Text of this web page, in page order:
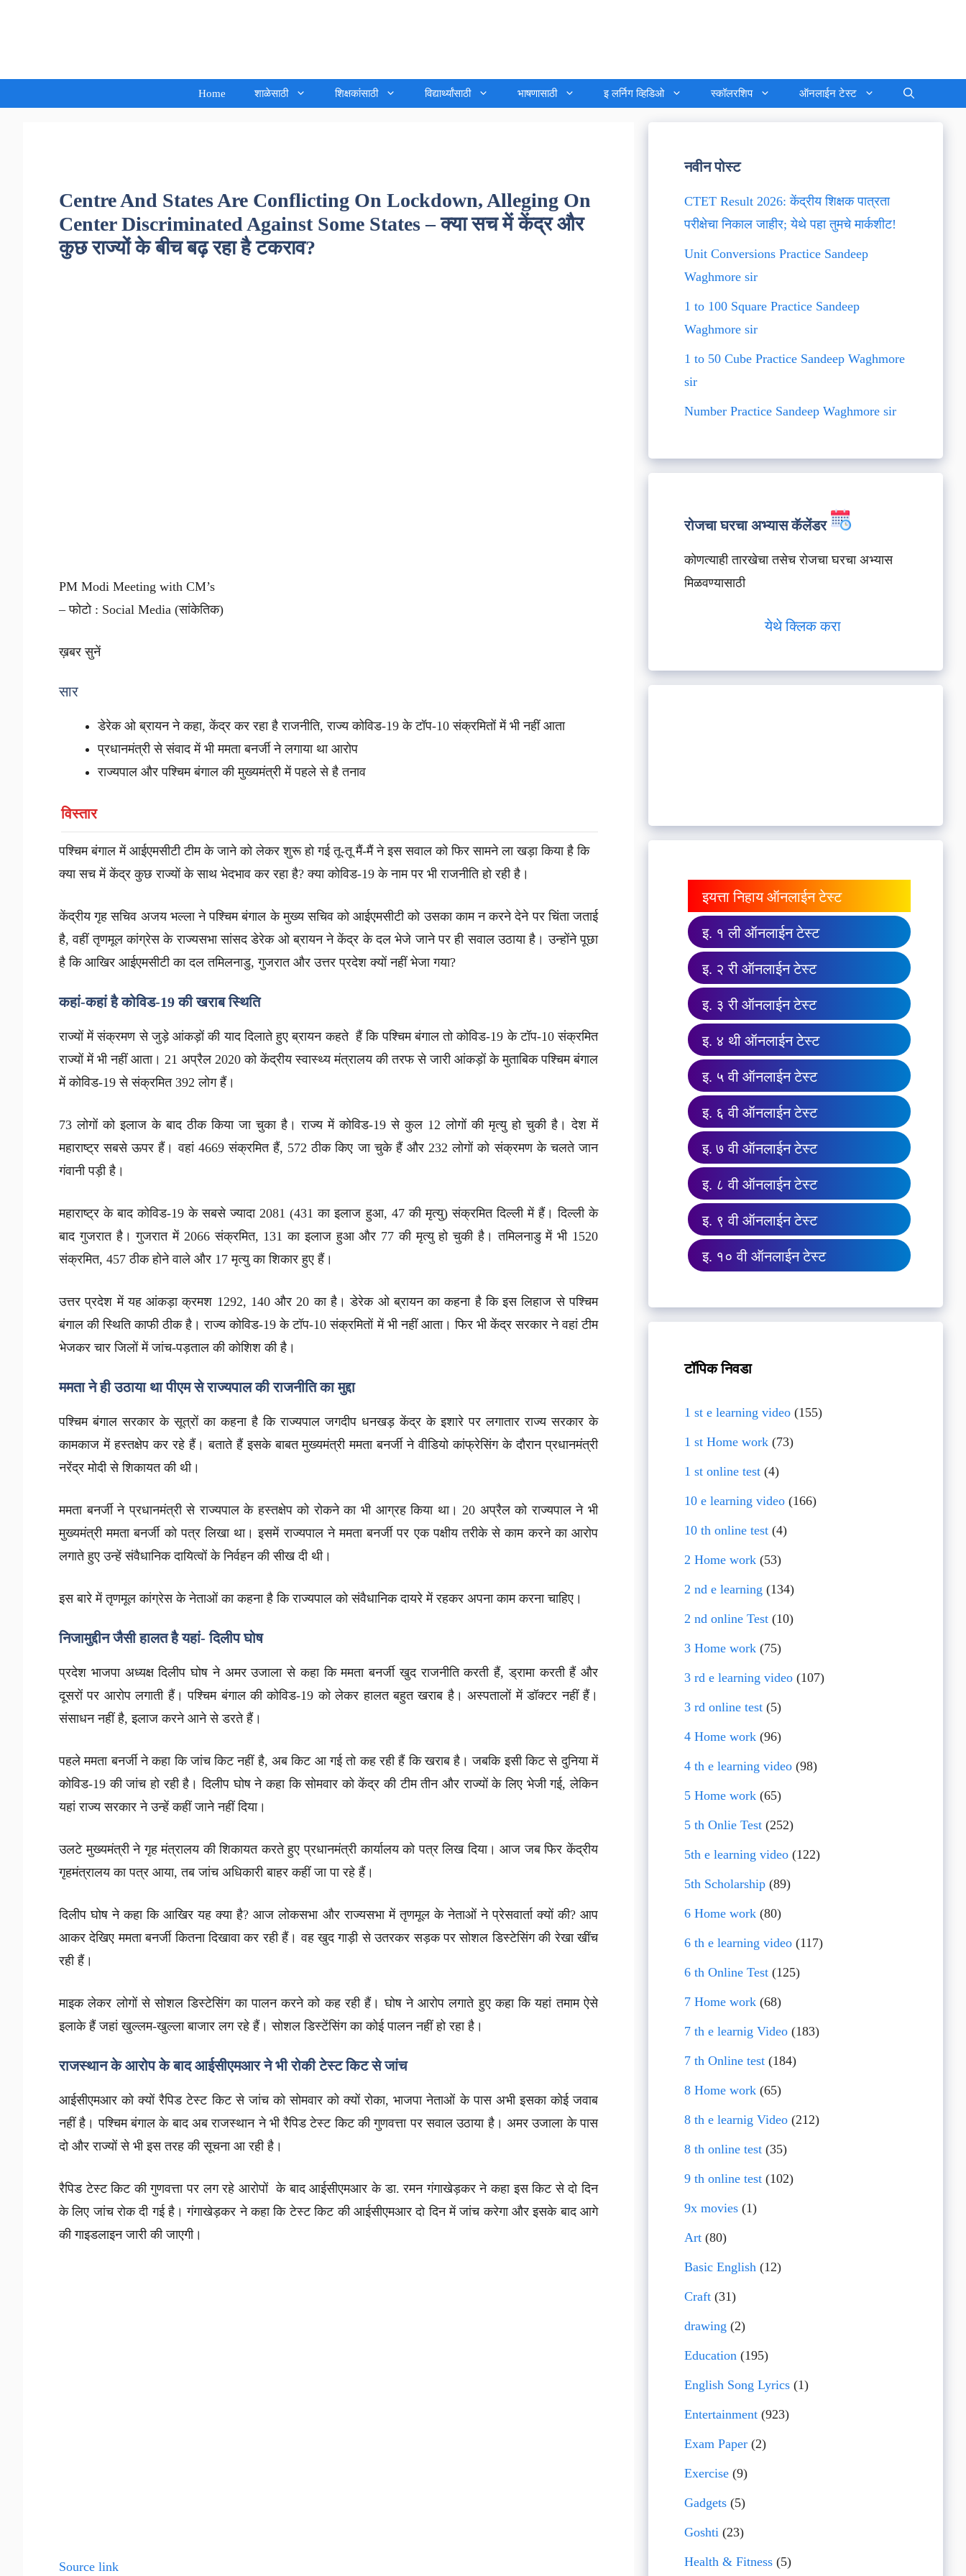
Home शाळेसाठी शिक्षकांसाठी विद्यार्थ्यांसाठी भाषणासाठी इ लर्निग व्हिडिओ स्कॉलरशिप ऑनलाईन टेस्ट
Centre And States Are Conflicting On Lockdown, Alleging On
Center Discriminated Against Some States – क्या सच में केंद्र और
कुछ राज्यों के बीच बढ़ रहा है टकराव?
PM Modi Meeting with CM’s
– फोटो : Social Media (सांकेतिक)
ख़बर सुनें
सार
डेरेक ओ ब्रायन ने कहा, केंद्र कर रहा है राजनीति, राज्य कोविड-19 के टॉप-10 संक्रमितों में भी नहीं आता
प्रधानमंत्री से संवाद में भी ममता बनर्जी ने लगाया था आरोप
राज्यपाल और पश्चिम बंगाल की मुख्यमंत्री में पहले से है तनाव
विस्तार
पश्चिम बंगाल में आईएमसीटी टीम के जाने को लेकर शुरू हो गई तू-तू मैं-मैं ने इस सवाल को फिर सामने ला खड़ा किया है कि
क्या सच में केंद्र कुछ राज्यों के साथ भेदभाव कर रहा है? क्या कोविड-19 के नाम पर भी राजनीति हो रही है।
केंद्रीय गृह सचिव अजय भल्ला ने पश्चिम बंगाल के मुख्य सचिव को आईएमसीटी को उसका काम न करने देने पर चिंता जताई
है, वहीं तृणमूल कांग्रेस के राज्यसभा सांसद डेरेक ओ ब्रायन ने केंद्र के दल भेजे जाने पर ही सवाल उठाया है। उन्होंने पूछा
है कि आखिर आईएमसीटी का दल तमिलनाडु, गुजरात और उत्तर प्रदेश क्यों नहीं भेजा गया?
कहां-कहां है कोविड-19की खराब स्थिति
राज्यों में संक्रमण से जुड़े आंकड़ों की याद दिलाते हुए ब्रायन कहते हैं कि पश्चिम बंगाल तो कोविड-19 के टॉप-10 संक्रमित
राज्यों में भी नहीं आता। 21 अप्रैल 2020 को केंद्रीय स्वास्थ्य मंत्रालय की तरफ से जारी आंकड़ों के मुताबिक पश्चिम बंगाल
में कोविड-19 से संक्रमित 392 लोग हैं।
73 लोगों को इलाज के बाद ठीक किया जा चुका है। राज्य में कोविड-19 से कुल 12 लोगों की मृत्यु हो चुकी है। देश में
महाराष्ट्र सबसे ऊपर हैं। वहां 4669 संक्रमित हैं, 572 ठीक किए जा चुके हैं और 232 लोगों को संक्रमण के चलते जान
गंवानी पड़ी है।
महाराष्ट्र के बाद कोविड-19 के सबसे ज्यादा 2081 (431 का इलाज हुआ, 47 की मृत्यु) संक्रमित दिल्ली में हैं। दिल्ली के
बाद गुजरात है। गुजरात में 2066 संक्रमित, 131 का इलाज हुआ और 77 की मृत्यु हो चुकी है। तमिलनाडु में भी 1520
संक्रमित, 457 ठीक होने वाले और 17 मृत्यु का शिकार हुए हैं।
उत्तर प्रदेश में यह आंकड़ा क्रमश 1292, 140 और 20 का है। डेरेक ओ ब्रायन का कहना है कि इस लिहाज से पश्चिम
बंगाल की स्थिति काफी ठीक है। राज्य कोविड-19 के टॉप-10 संक्रमितों में भी नहीं आता। फिर भी केंद्र सरकार ने वहां टीम
भेजकर चार जिलों में जांच-पड़ताल की कोशिश की है।
ममता ने ही उठाया था पीएम से राज्यपाल की राजनीति का मुद्दा
पश्चिम बंगाल सरकार के सूत्रों का कहना है कि राज्यपाल जगदीप धनखड़ केंद्र के इशारे पर लगातार राज्य सरकार के
कामकाज में हस्तक्षेप कर रहे हैं। बताते हैं इसके बाबत मुख्यमंत्री ममता बनर्जी ने वीडियो कांफ्रेसिंग के दौरान प्रधानमंत्री
नरेंद्र मोदी से शिकायत की थी।
ममता बनर्जी ने प्रधानमंत्री से राज्यपाल के हस्तक्षेप को रोकने का भी आग्रह किया था। 20 अप्रैल को राज्यपाल ने भी
मुख्यमंत्री ममता बनर्जी को पत्र लिखा था। इसमें राज्यपाल ने ममता बनर्जी पर एक पक्षीय तरीके से काम करने का आरोप
लगाते हुए उन्हें संवैधानिक दायित्वों के निर्वहन की सीख दी थी।
इस बारे में तृणमूल कांग्रेस के नेताओं का कहना है कि राज्यपाल को संवैधानिक दायरे में रहकर अपना काम करना चाहिए।
निजामुद्दीन जैसहालत है यहां- दिलीप घोष
प्रदेश भाजपा अध्यक्ष दिलीप घोष ने अमर उजाला से कहा कि ममता बनर्जी खुद राजनीति करती हैं, ड्रामा करती हैं और
दूसरों पर आरोप लगाती हैं। पश्चिम बंगाल की कोविड-19 को लेकर हालत बहुत खराब है। अस्पतालों में डॉक्टर नहीं हैं।
संसाधन नहीं है, इलाज करने आने से डरते हैं।
पहले ममता बनर्जी ने कहा कि जांच किट नहीं है, अब किट आ गई तो कह रही हैं कि खराब है। जबकि इसी किट से दुनिया में
कोविड-19 की जांच हो रही है। दिलीप घोष ने कहा कि सोमवार को केंद्र की टीम तीन और राज्यों के लिए भेजी गई, लेकिन
यहां राज्य सरकार ने उन्हें कहीं जाने नहीं दिया।
उलटे मुख्यमंत्री ने गृह मंत्रालय की शिकायत करते हुए प्रधानमंत्री कार्यालय को पत्र लिख दिया। आज जब फिर केंद्रीय
गृहमंत्रालय का पत्र आया, तब जांच अधिकारी बाहर कहीं जा पा रहे हैं।
दिलीप घोष ने कहा कि आखिर यह क्या है? आज लोकसभा और राज्यसभा में तृणमूल के नेताओं ने प्रेसवार्ता क्यों की? आप
आकर देखिए ममता बनर्जी कितना दिखावा कर रही हैं। वह खुद गाड़ी से उतरकर सड़क पर सोशल डिस्टेसिंग की रेखा खींच
रही हैं।
माइक लेकर लोगों से सोशल डिस्टेसिंग का पालन करने को कह रही हैं। घोष ने आरोप लगाते हुए कहा कि यहां तमाम ऐसे
इलाके हैं जहां खुल्लम-खुल्ला बाजार लग रहे हैं। सोशल डिस्टेंसिंग का कोई पालन नहीं हो रहा है।
राजस्थान के आरोप के बाद आईसीएमआर ने भी रोकी टेस्ट किट से जांच
आईसीएमआर को क्यों रैपिड टेस्ट किट से जांच को सोमवार को क्यों रोका, भाजपा नेताओं के पास अभी इसका कोई जवाब
नहीं है। पश्चिम बंगाल के बाद अब राजस्थान ने भी रैपिड टेस्ट किट की गुणवत्ता पर सवाल उठाया है। अमर उजाला के पास
दो और राज्यों से भी इस तरह की सूचना आ रही है।
रैपिड टेस्ट किट की गुणवत्ता पर लग रहे आरोपों के बाद आईसीएमआर के डा. रमन गंगाखेड़कर ने कहा इस किट से दो दिन
के लिए जांच रोक दी गई है। गंगाखेड़कर ने कहा कि टेस्ट किट की आईसीएमआर दो दिन में जांच करेगा और इसके बाद आगे
की गाइडलाइन जारी की जाएगी।
Source link
नवीन पोस्ट
CTET Result 2026: केंद्रीय शिक्षक पात्रता
परीक्षेचा निकाल जाहीर; येथे पहा तुमचे मार्कशीट!
Unit Conversions Practice Sandeep
Waghmore sir
1 to 100 Square Practice Sandeep
Waghmore sir
1 to 50 Cube Practice Sandeep Waghmore
sir
Number Practice Sandeep Waghmore sir
रोजचा घरचा अभ्यास कॅलेंडर
कोणत्याही तारखेचा तसेच रोजचा घरचा अभ्यास
मिळवण्यासाठी
येथे क्लिक करा
इयत्ता निहाय ऑनलाईन टेस्ट
इ. १ ली ऑनलाईन टेस्ट
इ. २ री ऑनलाईन टेस्ट
इ. ३ री ऑनलाईन टेस्ट
इ. ४ थी ऑनलाईन टेस्ट
इ. ५ वी ऑनलाईन टेस्ट
इ. ६ वी ऑनलाईन टेस्ट
इ. ७ वी ऑनलाईन टेस्ट
इ. ८ वी ऑनलाईन टेस्ट
इ. ९ वी ऑनलाईन टेस्ट
इ. १० वी ऑनलाईन टेस्ट
टॉपिक निवडा
1 st e learning video (155)
1 st Home work (73)
1 st online test (4)
10 e learning video (166)
10 th online test (4)
2 Home work (53)
2 nd e learning (134)
2 nd online Test (10)
3 Home work (75)
3 rd e learning video (107)
3 rd online test (5)
4 Home work (96)
4 th e learning video (98)
5 Home work (65)
5 th Onlie Test (252)
5th e learning video (122)
5th Scholarship (89)
6 Home work (80)
6 th e learning video (117)
6 th Online Test (125)
7 Home work (68)
7 th e learnig Video (183)
7 th Online test (184)
8 Home work (65)
8 th e learnig Video (212)
8 th online test (35)
9 th online test (102)
9x movies (1)
Art (80)
Basic English (12)
Craft (31)
drawing (2)
Education (195)
English Song Lyrics (1)
Entertainment (923)
Exam Paper (2)
Exercise (9)
Gadgets (5)
Goshti (23)
Health & Fitness (5)